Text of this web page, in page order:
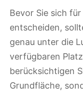
Bevor Sie sich für
entscheiden,
genau unter die
verfügbaren
berücksichtigen
Grundfläche,